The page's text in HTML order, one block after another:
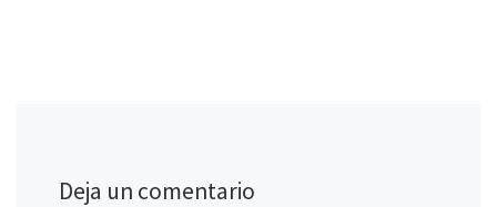
Deja un comentario